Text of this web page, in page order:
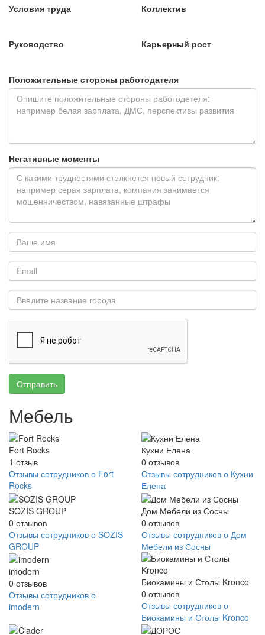
Условия труда
Коллектив
Руководство Карьерный рост
Положительные стороны работодателя
Негативные моменты
Отправить
Мебель
Fort Rocks
1 отзыв
Отзывы сотрудников о Fort
Rocks
Кухни Елена
0 отзывов
Отзывы сотрудников о Кухни
Елена
SOZIS GROUP
0 отзывов
Отзывы сотрудников о SOZIS
GROUP
Дом Мебели из Сосны
0 отзывов
Отзывы сотрудников о Дом
Мебели из Сосны
imodern
0 отзывов
Отзывы сотрудников о
imodern
Биокамины и Столы Kronco
0 отзывов
Отзывы сотрудников о
Биокамины и Столы Kronco